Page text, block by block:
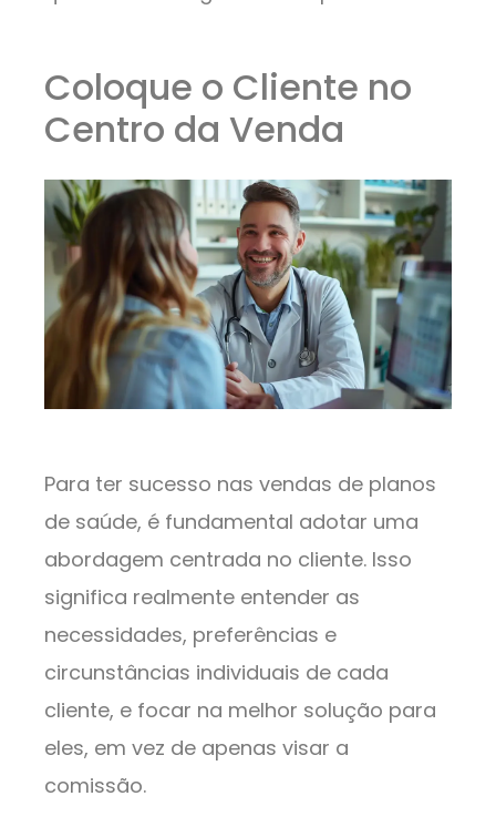
Coloque o Cliente no
Centro da Venda
Para ter sucesso nas vendas de planos
de saúde, é fundamental adotar uma
abordagem centrada no cliente. Isso
significa realmente entender as
necessidades, preferências e
circunstâncias individuais de cada
cliente, e focar na melhor solução para
eles, em vez de apenas visar a
comissão.